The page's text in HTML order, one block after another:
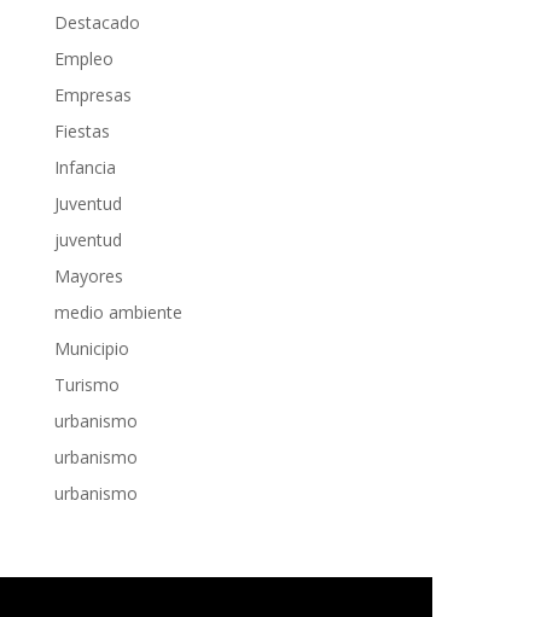
Destacado
Empleo
Empresas
Fiestas
Infancia
Juventud
juventud
Mayores
medio ambiente
Municipio
Turismo
urbanismo
urbanismo
urbanismo